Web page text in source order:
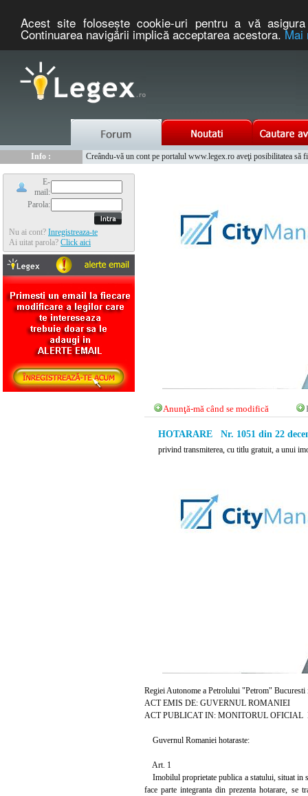
Acest site foloseşte cookie-uri pentru a vă
Continuarea navigării implică acceptarea acestora.Mai
Info :
Creându-vă un cont pe portalul www.legex.ro aveţi posibilitatea să
E-
mail:
Parola:
Nu ai cont? Inregistreaza-te
Ai uitat parola? Click aici
Anunţă-mă când se modifică
HOTARARE Nr. 1051 din 22
privind transmiterea, cu titlu gratuit, a unui
Regiei Autonome a Petrolului "Petrom"
ACT EMIS DE: GUVERNUL ROMANIEI
ACT PUBLICAT IN: MONITORUL OFICIAL
Guvernul Romaniei hotaraste:
Art. 1
Imobilul proprietate publica a statului, situat in
face parte integranta din prezenta hotarare, se